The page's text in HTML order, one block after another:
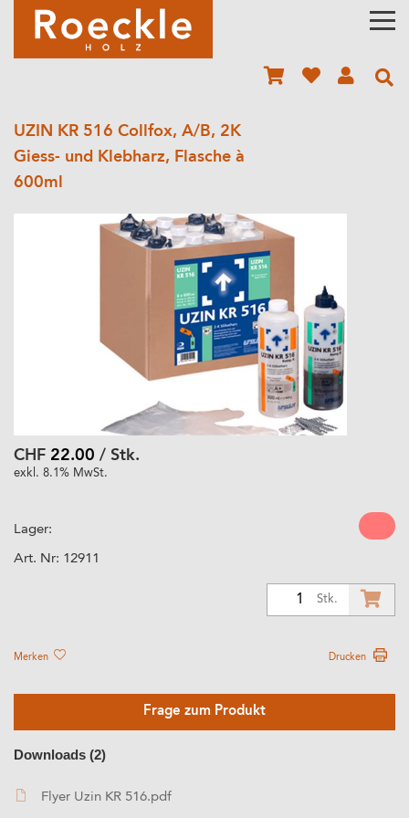
UZIN KR 516 Collfox, A/B, 2K
Giess- und Klebharz, Flasche à
600ml
CHF 22.00 / Stk.
exkl. 8.1% MwSt.
Lager:
Art. Nr: 12911
Stk.
Merken Drucken
Frage zum Produkt
Downloads (2)
Flyer Uzin KR 516.pdf